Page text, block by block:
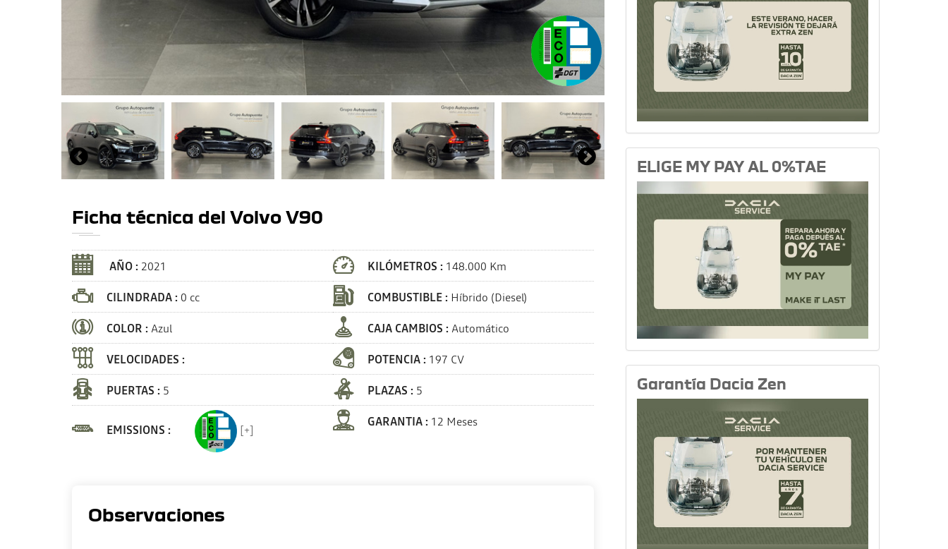
Ficha técnica del Volvo V90
AÑO : 2021 KILÓMETROS : 148.000 Km
CILINDRADA : 0 cc COMBUSTIBLE : Híbrido (Diesel)
COLOR : Azul CAJA CAMBIOS : Automático
VELOCIDADES :
POTENCIA : 197 CV
PUERTAS : 5 PLAZAS : 5
EMISSIONS : [+]
GARANTIA : 12 Meses
Observaciones
ELIGE MY PAY AL 0%TAE
Garantía Dacia Zen